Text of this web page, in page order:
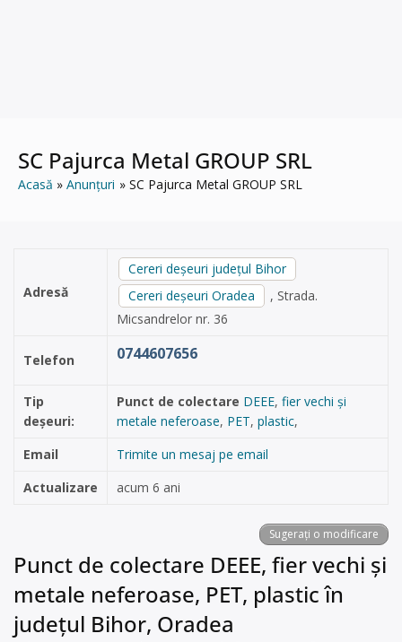
SC Pajurca Metal GROUP SRL
Acasă Anunțuri SC Pajurca Metal GROUP SRL
Adresă
Cereri deșeuri județul Bihor
Cereri deșeuri Oradea
, Strada.
Micsandrelor nr. 36
Telefon 0744607656
Tip
deșeuri:
Punct de colectare DEEE, fier vechi și
metale neferoase, PET, plastic,
Email
Trimite un mesaj pe email
Actualizare
acum 6 ani
Sugerați o modificare
Punct de colectare DEEE, fier vechi și
metale neferoase, PET, plastic în
județul Bihor, Oradea